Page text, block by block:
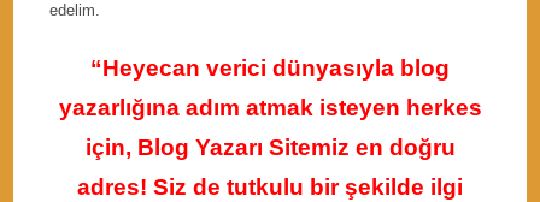
edelim.
“Heyecan verici dünyasıyla blog
yazarlığına adım atmak isteyen herkes
için, Blog Yazarı Sitemiz en doğru
adres! Siz de tutkulu bir şekilde ilgi